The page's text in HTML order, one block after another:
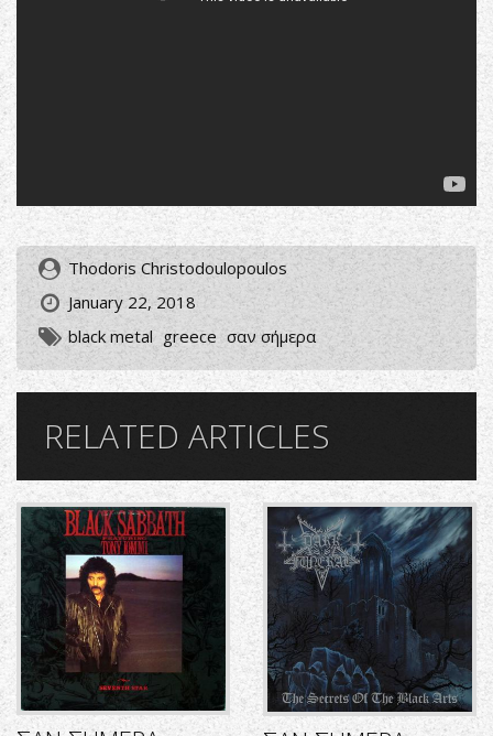
Thodoris Christodoulopoulos
January 22, 2018
black metal greece σαν σήμερα
RELATED ARTICLES